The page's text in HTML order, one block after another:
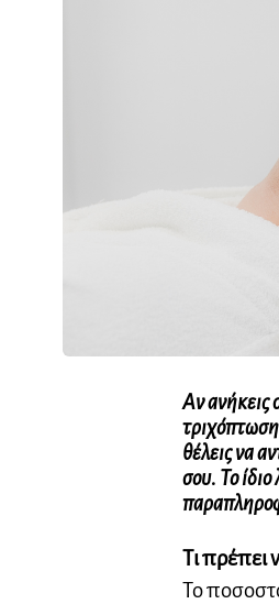
Αν ανήκεις
θέλεις να
σου. Το
Τι πρέπει
Το